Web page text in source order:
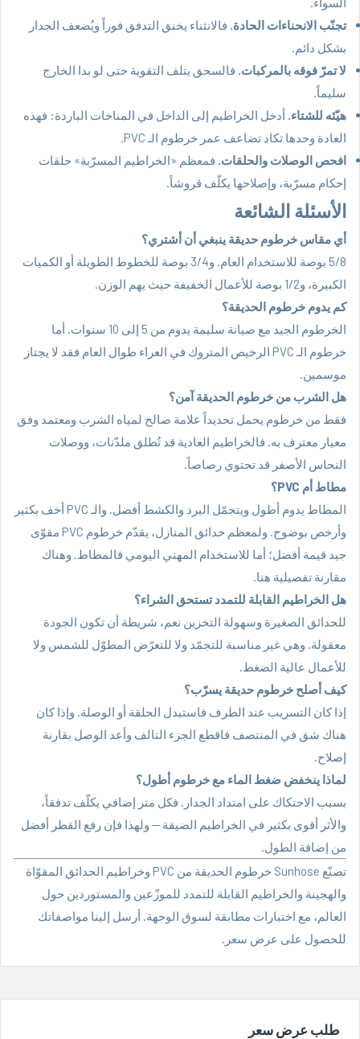
تجنّب الانحناءات الحادة. فالانثناء يخنق التدفق فوراً ويُضعف الجدار
بشكل دائم.
لا تمرّ فوقه بالمركبات. فالسحق يتلف التقوية حتى لو بدا الخارج
سليماً.
هيّئه للشتاء. أدخل الخراطيم إلى الداخل في المناخات الباردة: فهذه
العادة وحدها تكاد تضاعف عمر خرطوم الـ PVC.
افحص الوصلات والحلقات. فمعظم «الخراطيم المسرّبة» حلقات
إحكام مسرّبة، وإصلاحها يكلّف قروشاً.
الأسئلة الشائعة
أي مقاس خرطوم حديقة ينبغي أن أشتري؟
5/8 بوصة للاستخدام العام. و3/4 بوصة للخطوط الطويلة أو الكميات
الكبيرة، و1/2 بوصة للأعمال الخفيفة حيث يهم الوزن.
كم يدوم خرطوم الحديقة؟
الخرطوم الجيد مع صيانة سليمة يدوم من 5 إلى 10 سنوات. أما
خرطوم الـ PVC الرخيص المتروك في العراء طوال العام فقد لا يجتاز
موسمين.
هل الشرب من خرطوم الحديقة آمن؟
فقط من خرطوم يحمل تحديداً علامة صالح لمياه الشرب ومعتمد وفق
معيار معترف به. فالخراطيم العادية قد تُطلق ملدّنات، ووصلات
النحاس الأصفر قد تحتوي رصاصاً.
مطاط أم PVC؟
المطاط يدوم أطول ويتحمّل البرد والكشط أفضل. والـ PVC أخف بكثير
وأرخص بوضوح. ولمعظم حدائق المنازل، يقدّم خرطوم PVC مقوّى
جيد قيمة أفضل؛ أما للاستخدام المهني اليومي فالمطاط. وهناك
مقارنة تفصيلية هنا.
هل الخراطيم القابلة للتمدد تستحق الشراء؟
للحدائق الصغيرة وسهولة التخزين نعم، شريطة أن تكون الجودة
معقولة. وهي غير مناسبة للتجمّد ولا للتعرّض المطوّل للشمس ولا
للأعمال عالية الضغط.
كيف أصلح خرطوم حديقة يسرّب؟
إذا كان التسريب عند الطرف فاستبدل الحلقة أو الوصلة. وإذا كان
هناك شق في المنتصف فاقطع الجزء التالف وأعد الوصل بقارنة
إصلاح.
لماذا ينخفض ضغط الماء مع خرطوم أطول؟
بسبب الاحتكاك على امتداد الجدار. فكل متر إضافي يكلّف تدفقاً،
والأثر أقوى بكثير في الخراطيم الضيقة — ولهذا فإن رفع القطر أفضل
من إضافة الطول.
تصنّع Sunhose
خرطوم الحديقة من PVC
وخراطيم الحدائق المقوّاة
والهجينة والخراطيم القابلة للتمدد للموزّعين والمستوردين حول
العالم، مع اختبارات مطابقة لسوق الوجهة. أرسل إلينا مواصفاتك
للحصول على عرض سعر.
طلب عرض سعر